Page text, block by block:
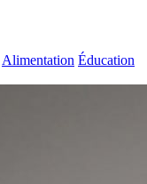
Alimentation Éducation